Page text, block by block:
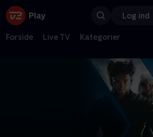
Log ind
Forside Live TV Kategorier